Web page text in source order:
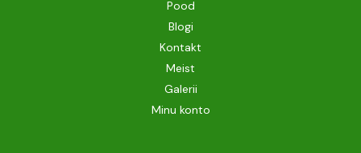
Pood
Blogi
Kontakt
Meist
Galerii
Minu konto